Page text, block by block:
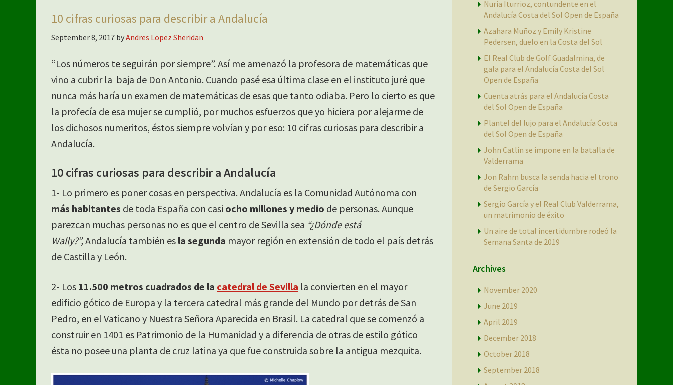
10 cifras curiosas para describir a Andalucía
September 8, 2017 byAndres Lopez Sheridan
“Los números te seguirán por siempre”. Así me amenazó la profesora de matemáticas que
vino a cubrir la baja de Don Antonio. Cuando pasé esa última clase en el instituto juré que
nunca más haría un examen de matemáticas de esas que tanto odiaba. Pero lo cierto es que
la profecía de esa mujer se cumplió, por muchos esfuerzos que yo hiciera por alejarme de
los dichosos numeritos, éstos siempre volvían y por eso: 10 cifras curiosas para describir a
Andalucía.
10 cifras curiosas para describir a Andalucía
1- Lo primero es poner cosas en perspectiva. Andalucía es la Comunidad Autónoma con
más habitantes de toda España con casi ocho millones y medio de personas. Aunque
parezcan muchas personas no es que el centro de Sevilla sea “¿Dónde está
Wally?”,Andalucía también es la segunda mayor región en extensión de todo el país detrás
de Castilla y León.
2- Los 11.500 metros cuadrados de la catedral de Sevilla la convierten en el mayor
edificio gótico de Europa y la tercera catedral más grande del Mundo por detrás de San
Pedro, en el Vaticano y Nuestra Señora Aparecida en Brasil. La catedral que se comenzó a
construir en 1401 es Patrimonio de la Humanidad y a diferencia de otras de estilo gótico
ésta no posee una planta de cruz latina ya que fue construida sobre la antigua mezquita.
Nuria Iturrioz, contundente en el
Andalucía Costa del Sol Open de España
Azahara Muñoz y Emily Kristine
Pedersen, duelo en la Costa del Sol
El Real Club de Golf Guadalmina, de
gala para el Andalucía Costa del Sol
Open de España
Cuenta atrás para el Andalucía Costa
del Sol Open de España
Plantel del lujo para el Andalucía Costa
del Sol Open de España
John Catlin se impone en la batalla de
Valderrama
Jon Rahm busca la senda hacia el trono
de Sergio García
Sergio García y el Real Club Valderrama,
un matrimonio de éxito
Un aire de total incertidumbre rodeó la
Semana Santa de 2019
Archives
November 2020
June 2019
April 2019
December 2018
October 2018
September 2018